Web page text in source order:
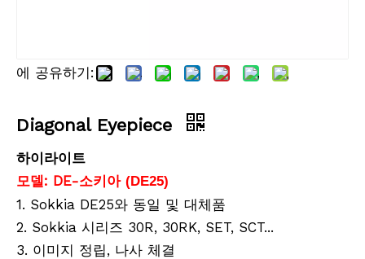
에 공유하기:
Diagonal Eyepiece
하이라이트
모델: DE-소키아 (DE25)
1. Sokkia DE25와 동일 및 대체품
2. Sokkia 시리즈 30R, 30RK, SET, SCT...
3. 이미지 정립, 나사 체결